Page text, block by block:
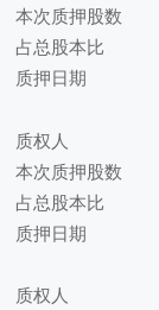
本次质押股数
占总股本比
质押日期
质权人
本次质押股数
占总股本比
质押日期
质权人